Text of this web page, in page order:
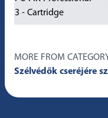
3 - Cartridge
MORE FROM
Szélvédők cseréjére